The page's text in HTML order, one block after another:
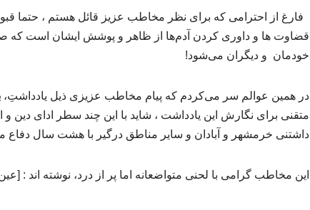
فارغ از احترامی که برای نظر مخاطب عزیز قائل هستم ، حتما
قضاوت ها و داوری کردن آدم‌ها از ظاهر و پوشش ایشان است که
خودمان و دیگران می‌شود!
در همین عوالم سر می‌کردم که پیام مخاطب عزیزی ذیل یادداشتِ،
متقنی برای نگارش این یادداشت ، شاید با این چند سطر ادای دین و
داشتنی خرمشهر و آبادان و سایر مناطق درگیر با هشت سال
این مخاطب گرامی با لحنی متواضعانه اما پر از درد، نوشته اند :